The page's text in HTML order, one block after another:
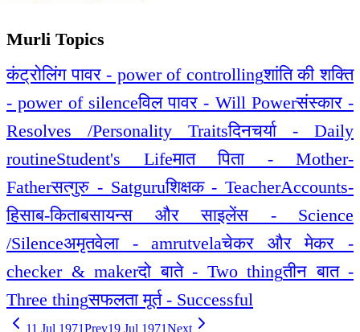
Murli Topics
कंट्रोलिंग पावर - power of controllingशांति की शक्ति
- power of silenceविल पावर - Will Powerसंस्कार -
Resolves /Personality Traitsदिनचर्या - Daily
routineStudent's Lifeमात पिता - Mother-
Fatherसत्गुरु - Satguruशिक्षक - TeacherAccounts-
हिसाब-किताबसायन्स और साइलेंस - Science
/Silenceअमृतवेला - amrutvelaचेकर और मेकर -
checker & makerदो बाते - Two thingतीन बात -
Three thingसफलता मूर्त - Successful
11 Jul 1971Prev19 Jul 1971Next